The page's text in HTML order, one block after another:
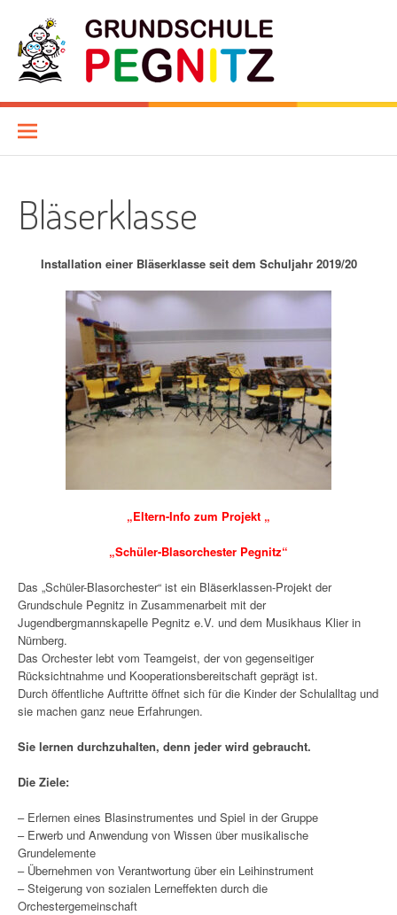
content
Grundschule Pegnitz
Bläserklasse
Installation einer Bläserklasse seit dem Schuljahr 2019/20
„Eltern-Info zum Projekt „
„Schüler-Blasorchester Pegnitz“
Das „Schüler-Blasorchester“ ist ein Bläserklassen-Projekt der
Grundschule Pegnitz in Zusammenarbeit mit der
Jugendbergmannskapelle Pegnitz e.V. und dem Musikhaus Klier in
Nürnberg.
Das Orchester lebt vom Teamgeist, der von gegenseitiger
Rücksichtnahme und Kooperationsbereitschaft geprägt ist.
Durch öffentliche Auftritte öffnet sich für die Kinder der Schulalltag und
sie machen ganz neue Erfahrungen.
Sie lernen durchzuhalten, denn jeder wird gebraucht.
Die Ziele:
– Erlernen eines Blasinstrumentes und Spiel in der Gruppe
– Erwerb und Anwendung von Wissen über musikalische
Grundelemente
– Übernehmen von Verantwortung über ein Leihinstrument
– Steigerung von sozialen Lerneffekten durch die
Orchestergemeinschaft